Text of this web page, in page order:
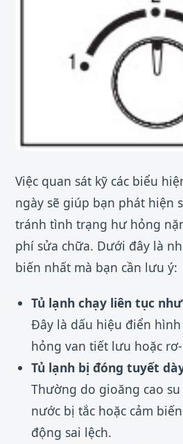
Việc quan sát kỹ các biểu
ngày sẽ giúp bạn phát hiện
tránh tình trạng hư hỏng
phí sửa chữa. Dưới đây là
biến nhất mà bạn cần lưu ý:
Tủ lạnh chạy liên tục
Đây là dấu hiệu điển hình
hỏng van tiết lưu hoặc
Tủ lạnh bị đóng tuyết
Thường do gioăng cao
nước bị tắc hoặc cảm
động sai lệch.